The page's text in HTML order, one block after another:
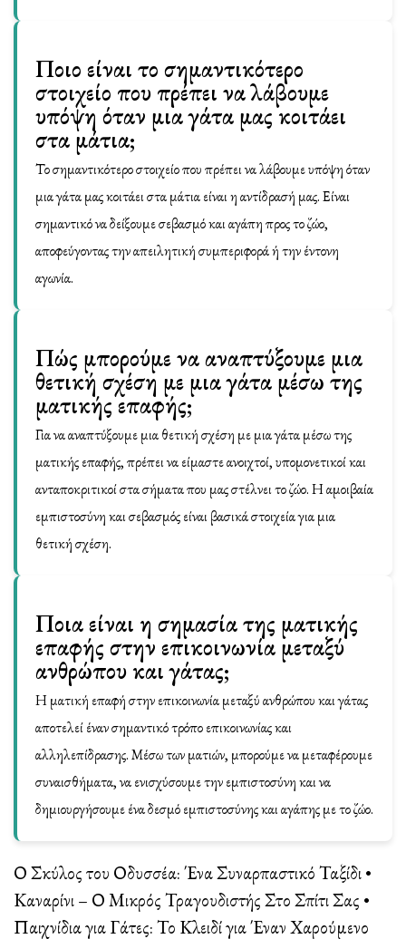
Ποιο είναι το σημαντικότερο
στοιχείο που πρέπει να λάβουμε
υπόψη όταν μια γάτα μας κοιτάει
στα μάτια;
Το σημαντικότερο στοιχείο που πρέπει να λάβουμε υπόψη όταν
μια γάτα μας κοιτάει στα μάτια είναι η αντίδρασή μας. Είναι
σημαντικό να δείξουμε σεβασμό και αγάπη προς το ζώο,
αποφεύγοντας την απειλητική συμπεριφορά ή την έντονη
αγωνία.
Πώς μπορούμε να αναπτύξουμε μια
θετική σχέση με μια γάτα μέσω της
ματικής επαφής;
Για να αναπτύξουμε μια θετική σχέση με μια γάτα μέσω της
ματικής επαφής, πρέπει να είμαστε ανοιχτοί, υπομονετικοί και
ανταποκριτικοί στα σήματα που μας στέλνει το ζώο. Η αμοιβαία
εμπιστοσύνη και σεβασμός είναι βασικά στοιχεία για μια
θετική σχέση.
Ποια είναι η σημασία της ματικής
επαφής στην επικοινωνία μεταξύ
ανθρώπου και γάτας;
Η ματική επαφή στην επικοινωνία μεταξύ ανθρώπου και γάτας
αποτελεί έναν σημαντικό τρόπο επικοινωνίας και
αλληλεπίδρασης. Μέσω των ματιών, μπορούμε να μεταφέρουμε
συναισθήματα, να ενισχύσουμε την εμπιστοσύνη και να
δημιουργήσουμε ένα δεσμό εμπιστοσύνης και αγάπης με το ζώο.
Ο Σκύλος του Οδυσσέα: Ένα Συναρπαστικό Ταξίδι•
Καναρίνι – Ο Μικρός Τραγουδιστής Στο Σπίτι Σας •
Παιχνίδια για Γάτες: Το Κλειδί για Έναν Χαρούμενο